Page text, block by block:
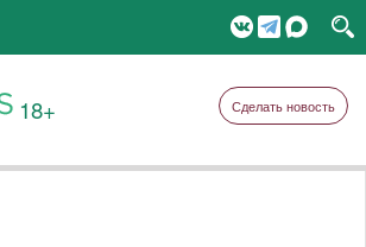
18+ Сделать новость